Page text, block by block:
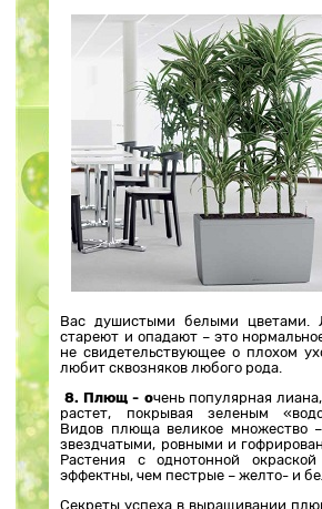
Вас душистыми белыми цветами.
стареют и опадают – это
не свидетельствующее о плохом
любит сквозняков любого рода.
8. Плющ - очень популярная
растет, покрывая зеленым
Видов плюща великое множество
звездчатыми, ровными и
Растения с однотонной
эффектны, чем пестрые – желто- и
Секреты успеха в выращивании